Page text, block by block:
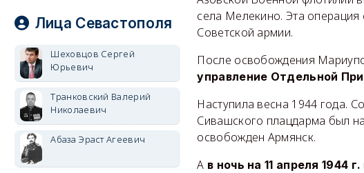
села Мелекино. Эта
Советской армии.
После освобождения
управление Отдельной
Наступила весна 1944 года.
Сивашского плацдарма был
освобожден Армянск.
А в ночь на 11 апреля 1944 г.
Лица Севастополя
Шеховцов Сергей
Юрьевич
Транковский Валерий
Николаевич
Абаза Эраст Агеевич